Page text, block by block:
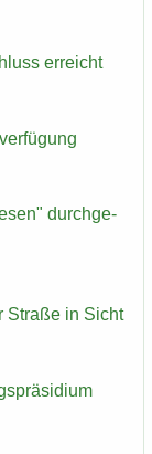
er­reicht
durch­ge­
Stra­ße in Sicht